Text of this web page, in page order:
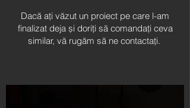
Dacă ați văzut un proiect pe care l-am
finalizat deja și doriți să comandați ceva
similar, vă rugăm să ne contactați.